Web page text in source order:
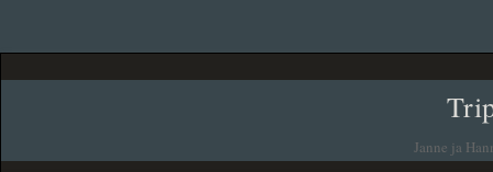
Janne ja